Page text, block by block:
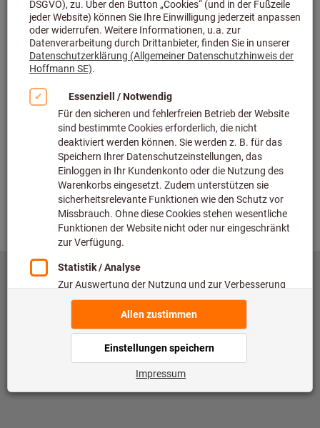
von Anwendungsdaten nicht möglich. Der Wert für den Parameter
überschreitet die erlaubte Maximallänge von 6.
Größe
Der Wert für den Parameter fehlt oder ist leer.
Überprüfen
Zurück
copyright by Hoffmann SE
toolscout@hoffmann-group.com
Nutzungsbedingungen